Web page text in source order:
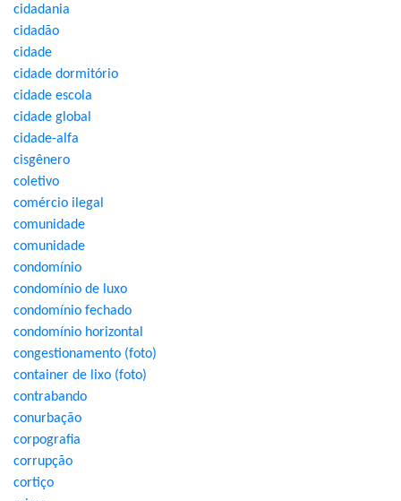
cidadania
cidadão
cidade
cidade dormitório
cidade escola
cidade global
cidade-alfa
cisgênero
coletivo
comércio ilegal
comunidade
comunidade
condomínio
condomínio de luxo
condomínio fechado
condomínio horizontal
congestionamento (foto)
container de lixo (foto)
contrabando
conurbação
corpografia
corrupção
cortiço